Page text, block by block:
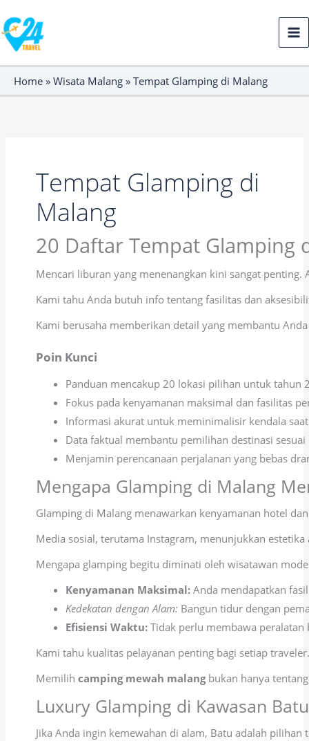
ke
konten
Home » Wisata Malang » Tempat Glamping di Malang
Tempat Glamping di
Malang
20 Daftar Tempat Glamping
Mencari liburan yang menenangkan kini sangat
Kami tahu Anda butuh info tentang fasilitas dan
Kami berusaha memberikan detail yang membantu
Poin Kunci
Panduan mencakup 20 lokasi pilihan untuk tahun
Fokus pada kenyamanan maksimal dan fasilitas
Informasi akurat untuk meminimalisir kendala
Data faktual membantu pemilihan destinasi
Menjamin perencanaan perjalanan yang bebas
Mengapa Glamping di Malang
Glamping di Malang menawarkan kenyamanan hotel
Media sosial, terutama Instagram, menunjukkan
Mengapa glamping begitu diminati oleh wisatawan
Kenyamanan Maksimal: Anda mendapatkan
Kedekatan dengan Alam: Bangun tidur dengan
Efisiensi Waktu: Tidak perlu membawa
Kami tahu kualitas pelayanan penting bagi setiap
Memilih camping mewah malangbukan hanya
Luxury Glamping di Kawasan Batu
Jika Anda ingin kemewahan di alam, Batu adalah
untuk: